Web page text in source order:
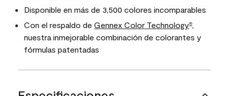
Disponible en más de 3,500 colores incomparables
Con el respaldo de Gennex Color Technology®,
nuestra inmejorable combinación de colorantes y
fórmulas patentadas